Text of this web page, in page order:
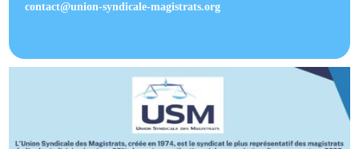
contact@union-syndicale-magistrats.org